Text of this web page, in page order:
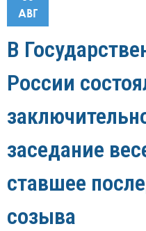
АВГ
В
России
заседание
ставшее
созыва